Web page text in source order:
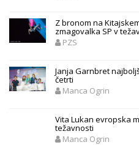
Z bronom na
zmagovalka SP v
PZS
Janja Garnbret
četrti
Manca Ogrin
Vita Lukan evropska
težavnosti
Manca Ogrin